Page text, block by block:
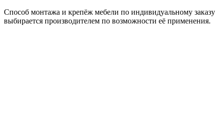
Способ монтажа и крепёж мебели по индивидуальному заказу
выбирается производителем по возможности её применения.